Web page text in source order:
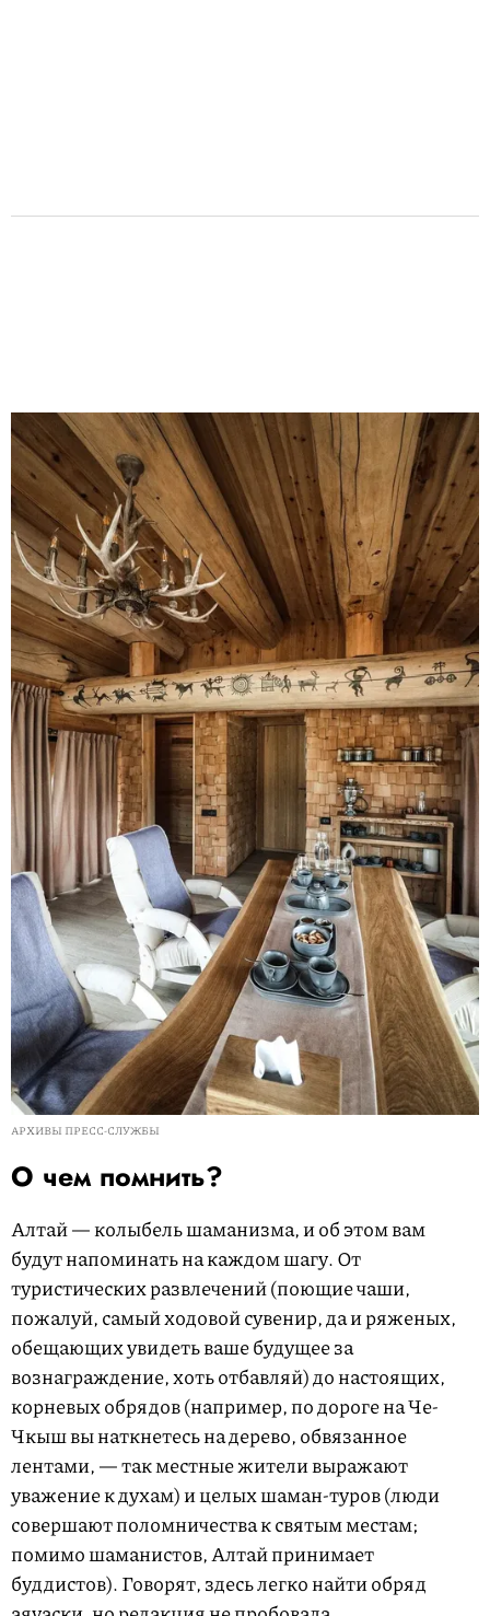
АРХИВЫ ПРЕСС-СЛУЖБЫ
О чем помнить?
Алтай — колыбель шаманизма, и об этом вам
будут напоминать на каждом шагу. От
туристических развлечений (поющие чаши,
пожалуй, самый ходовой сувенир, да и ряженых,
обещающих увидеть ваше будущее за
вознаграждение, хоть отбавляй) до настоящих,
корневых обрядов (например, по дороге на Че-
Чкыш вы наткнетесь на дерево, обвязанное
лентами, — так местные жители выражают
уважение к духам) и целых шаман-туров (люди
совершают поломничества к святым местам;
помимо шаманистов, Алтай принимает
буддистов). Говорят, здесь легко найти обряд